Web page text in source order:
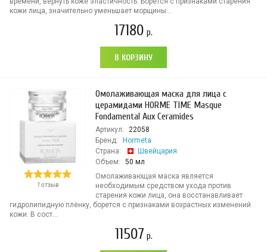
кожи лица, значительно уменьшает морщины...
17180 р.
В КОРЗИНУ
1 отзыв
Омолаживающая маска для лица с
церамидами HORME TIME Masque
Fondamental Aux Ceramides
Артикул:
22058
Бренд:
Hormeta
Страна:
Швейцария
Объем:
50 мл
Омолаживающая маска является
необходимым средством ухода против
старения кожи лица, она восстанавливает
гидролипидную плёнку, борется с признаками возрастных изменений
кожи. В сост...
11507 р.